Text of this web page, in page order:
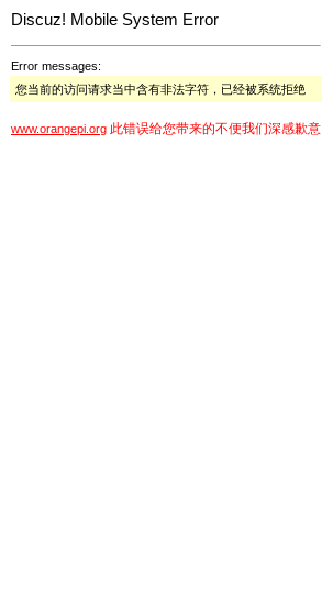
Discuz! Mobile System Error
Error messages:
您当前的访问请求当中含有非法字符，已经被系统拒绝
www.orangepi.org 此错误给您带来的不便我们深感歉意